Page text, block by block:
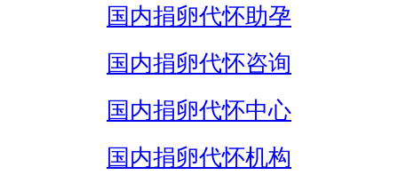
国内捐卵代怀助孕
国内捐卵代怀咨询
国内捐卵代怀中心
国内捐卵代怀机构